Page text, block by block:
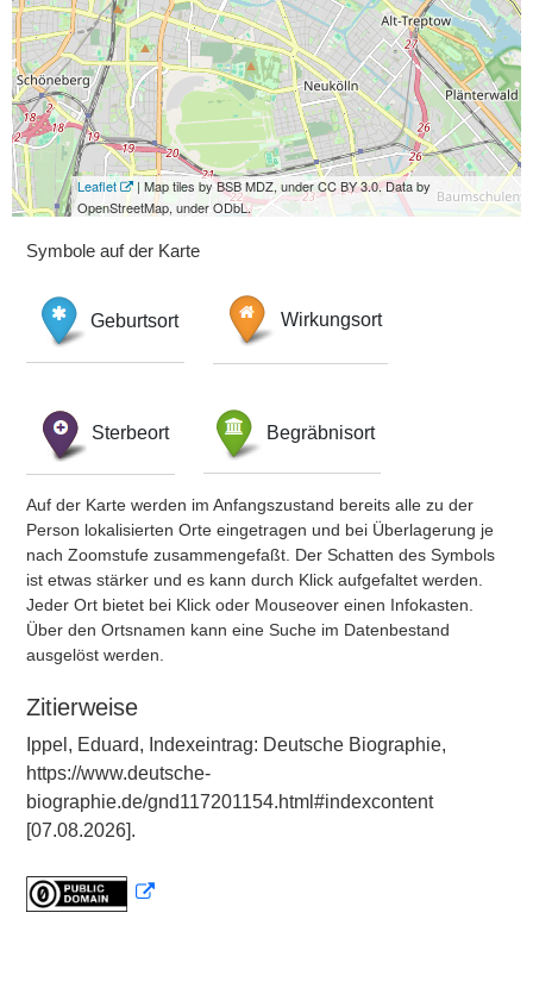
Leaflet
| Map tiles by BSB MDZ, under CC BY 3.0. Data by
OpenStreetMap, under ODbL.
Symbole auf der Karte
Geburtsort Wirkungsort
Sterbeort Begräbnisort
Auf der Karte werden im Anfangszustand bereits alle zu der
Person lokalisierten Orte eingetragen und bei Überlagerung je
nach Zoomstufe zusammengefaßt. Der Schatten des Symbols
ist etwas stärker und es kann durch Klick aufgefaltet werden.
Jeder Ort bietet bei Klick oder Mouseover einen Infokasten.
Über den Ortsnamen kann eine Suche im Datenbestand
ausgelöst werden.
Zitierweise
Ippel, Eduard, Indexeintrag: Deutsche Biographie,
https://www.deutsche-
biographie.de/gnd117201154.html#indexcontent
[07.08.2026].